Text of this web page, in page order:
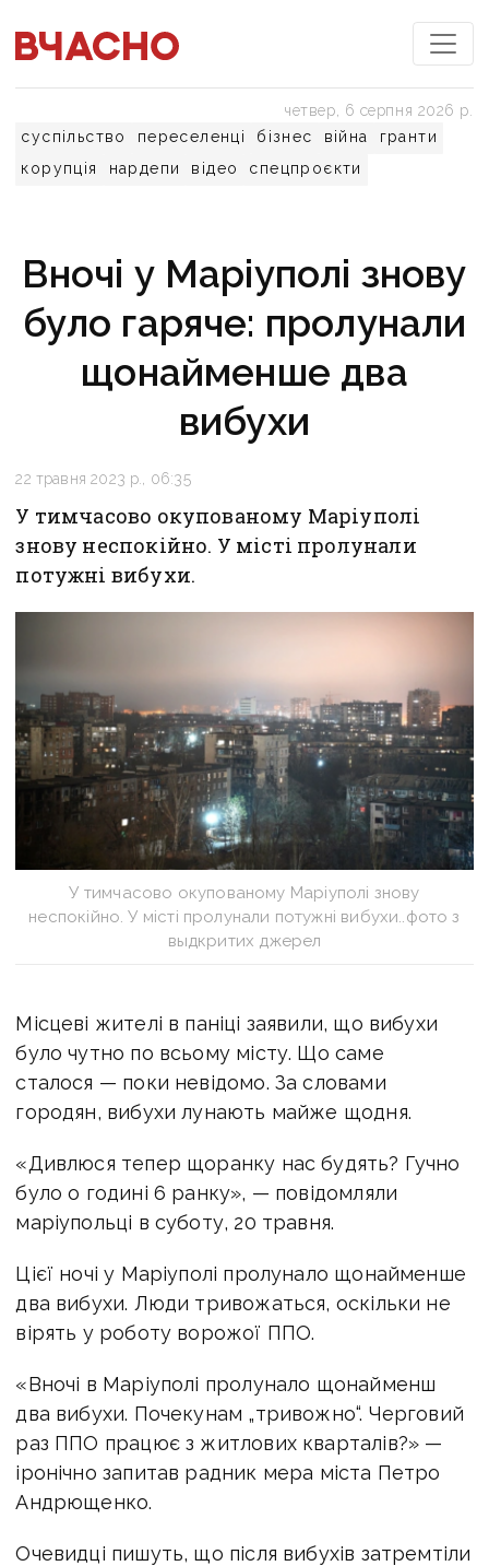
суспільство переселенці бізнес війна
гранти
корупція
нардепи відео спецпроєкти
четвер, 6 серпня 2026 р.
Вночі у Маріуполі знову
було гаряче: пролунали
щонайменше два
вибухи
22 травня 2023 р., 06:35
У тимчасово окупованому Маріуполі
знову неспокійно. У місті пролунали
потужні вибухи.
У тимчасово окупованому Маріуполі знову
неспокійно. У місті пролунали потужні вибухи..фото з
выдкритих джерел
Місцеві жителі в паніці заявили, що вибухи
було чутно по всьому місту. Що саме
сталося — поки невідомо. За словами
городян, вибухи лунають майже щодня.
«Дивлюся тепер щоранку нас будять? Гучно
було о годині 6 ранку», — повідомляли
маріупольці в суботу, 20 травня.
Цієї ночі у Маріуполі пролунало щонайменше
два вибухи. Люди тривожаться, оскільки не
вірять у роботу ворожої ППО.
«Вночі в Маріуполі пролунало щонайменш
два вибухи. Почекунам „тривожно“. Черговий
раз ППО працює з житлових кварталів?» —
іронічно запитав радник мера міста Петро
Андрющенко.
Очевидці пишуть, що після вибухів затремтіли